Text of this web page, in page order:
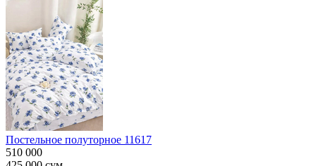
Постельное полуторное 11617
510 000